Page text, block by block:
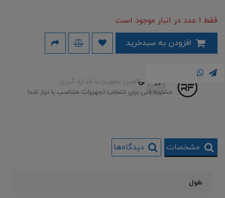
فقط 1 عدد در انبار موجود است
تامین تجهیزات اندازه گیری
تامین تجهیزات نو و کارکرده
مشاوره فنی
مشاوره فنی برای انتخاب تجهیزات متناسب با نیاز شما
مشخصات دیدگاه‌ها
طول